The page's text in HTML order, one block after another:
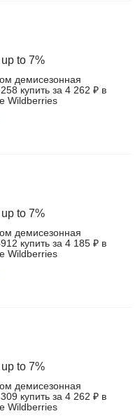
to 7%
демисезонная
купить за 4 262 ₽ в
Wildberries
to 7%
демисезонная
купить за 4 185 ₽ в
Wildberries
to 7%
демисезонная
купить за 4 262 ₽ в
Wildberries